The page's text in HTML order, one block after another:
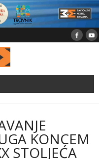
KONCEM
STOLJEĆA